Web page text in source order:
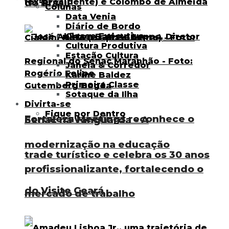
do Brasil
Senac na vanguarda – A
modernização na educação
profissionalizante, fortalecendo o
mercado de trabalho
Fortaleza Meetings reconhece o
trade turístico e celebra os 30 anos
do Visite Ceará
Colunas
Data Venia
Diário de Bordo
Classe Executiva
Cultura Produtiva
Estação Cultura
Janela & Corredor
Karine Baldez
Primeira Classe
Sotaque da Ilha
Divirta-se
Fique por Dentro